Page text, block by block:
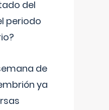
del
periodo
de
ya